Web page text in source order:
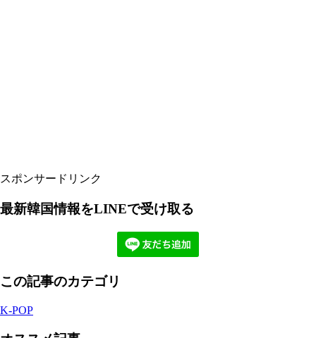
スポンサードリンク
最新韓国情報をLINEで受け取る
この記事のカテゴリ
K-POP